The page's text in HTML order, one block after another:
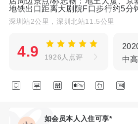
地铁出口距离大剧院F口步行约5分
深圳站2公里，深圳北站11.5公里
4.9 1926人点评
中
     
如会员本人入住可享*